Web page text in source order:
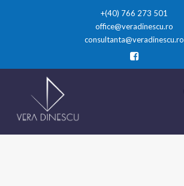
+(40) 766 273 501
office@veradinescu.ro
consultanta@veradinescu.ro